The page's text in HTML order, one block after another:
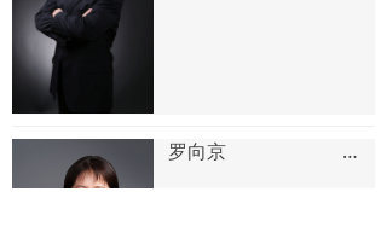
罗向京 北京